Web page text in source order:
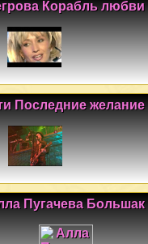
Корабль любви
Последние желание
Пугачева Большак